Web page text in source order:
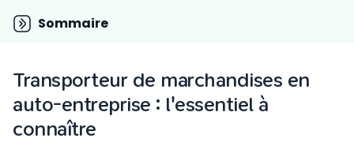
Sommaire
Transporteur de marchandises en
auto-entreprise : l'essentiel à
connaître